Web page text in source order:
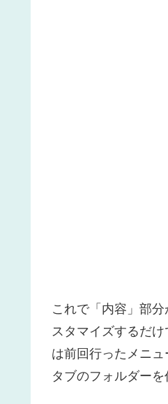
これで「内容」部
スタマイズするだ
は前回行ったメニ
タブのフォルダーを